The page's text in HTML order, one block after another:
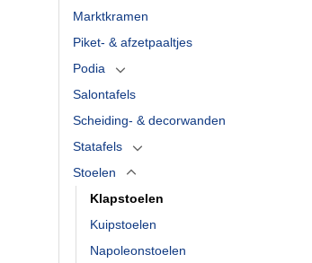
Marktkramen
Piket- & afzetpaaltjes
Podia
Salontafels
Scheiding- & decorwanden
Statafels
Stoelen
Klapstoelen
Kuipstoelen
Napoleonstoelen